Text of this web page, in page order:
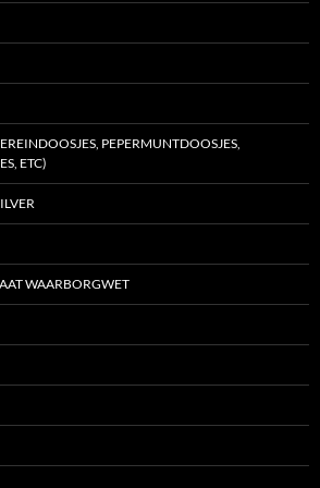
PEPERMUNTDOOSJES,
ETC)
WAARBORGWET